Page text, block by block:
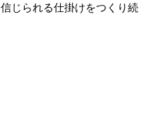
じられる仕掛けをつくり続